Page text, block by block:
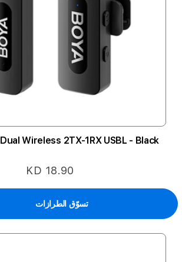
Wireless 2TX-1RX USBL - Black
KD 18.90
تسوّق الطرازات